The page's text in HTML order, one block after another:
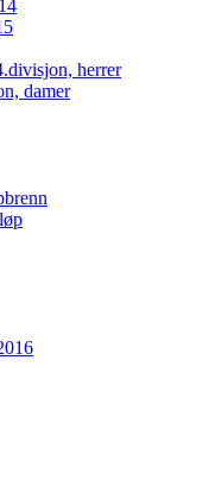
herrer
damer